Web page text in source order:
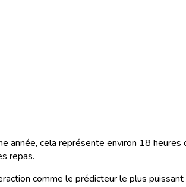
année, cela représente environ 18 heures
repas.
comme le prédicteur le plus